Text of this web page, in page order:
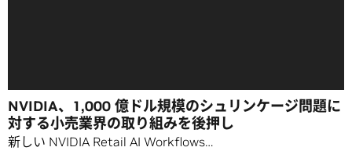
NVIDIA、1,000 億ドル規模のシュリンケージ問題に
対する小売業界の取り組みを後押し
新しい NVIDIA Retail AI Workflows…